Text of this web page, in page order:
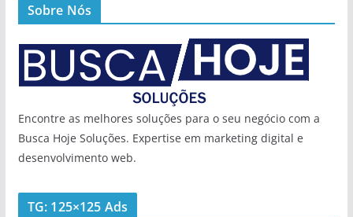
Sobre Nós
Encontre as melhores soluções para o seu negócio com a
Busca Hoje Soluções. Expertise em marketing digital e
desenvolvimento web.
TG: 125×125 Ads